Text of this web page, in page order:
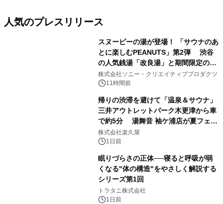
人気のプレスリリース
スヌーピーの湯が登場！ 「サウナのあ
とに楽しむPEANUTS」第2弾 渋谷
の人気銭湯「改良湯」と期間限定のコ
ラボレーション サウナイキタイコラ
ボグッズも発売決定！
株式会社ソニー・クリエイティブプロダクツ
11時間前
帰りの渋滞を避けて「温泉＆サウナ」
三井アウトレットパーク木更津から車
で約5分 湯舞音 袖ケ浦店が夏フェア
メニューを提供
株式会社楽久屋
1日前
眠りづらさの正体──寝ると呼吸が弱
くなる"体の構造"をやさしく解説する
シリーズ第1回
トラタニ株式会社
1日前